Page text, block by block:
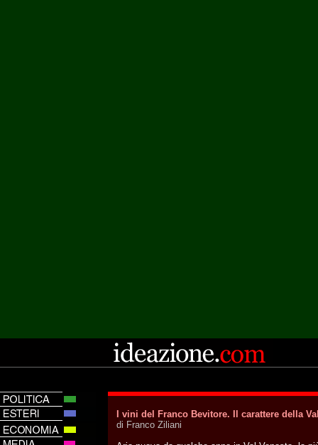
I vini del Franco Bevitore. Il carattere della
di Franco Ziliani